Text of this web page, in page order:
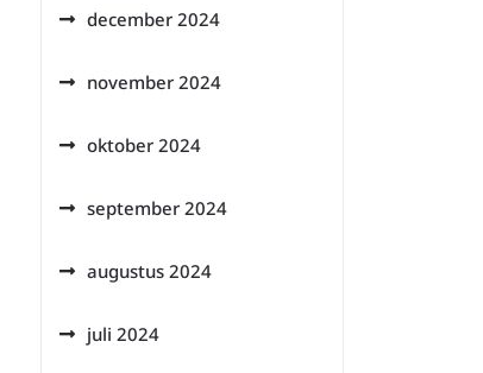
december 2024
november 2024
oktober 2024
september 2024
augustus 2024
juli 2024